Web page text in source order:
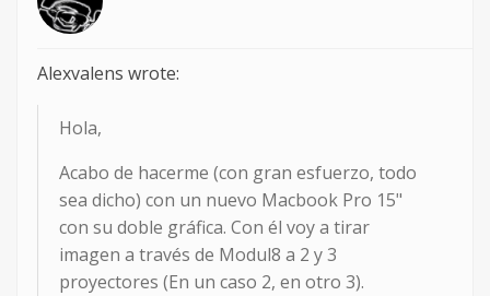
Alexvalens wrote:
Hola,
Acabo de hacerme (con gran esfuerzo, todo
sea dicho) con un nuevo Macbook Pro 15"
con su doble gráfica. Con él voy a tirar
imagen a través de Modul8 a 2 y 3
proyectores (En un caso 2, en otro 3).